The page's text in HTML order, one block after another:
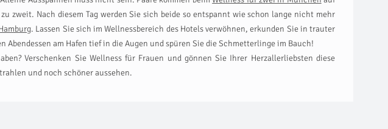
zweit. Nach diesem Tag werden Sie sich beide so entspannt wie schon lange nicht mehr
. Lassen Sie sich im Wellnessbereich des Hotels verwöhnen, erkunden Sie in trauter
am Hafen tief in die Augen und spüren Sie die Schmetterlinge im Bauch!
Verschenken Sie Wellness für Frauen und gönnen Sie Ihrer Herzallerliebsten diese
und noch schöner aussehen.